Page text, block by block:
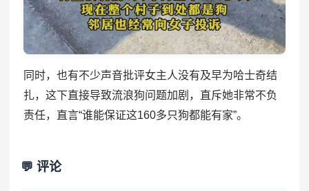
同时，也有不少声音批评女主人没有及早为哈士奇结
扎，这下直接导致流浪狗问题加剧，直斥她非常不负
责任，直言“谁能保证这160多只狗都能有家”。
💬 评论